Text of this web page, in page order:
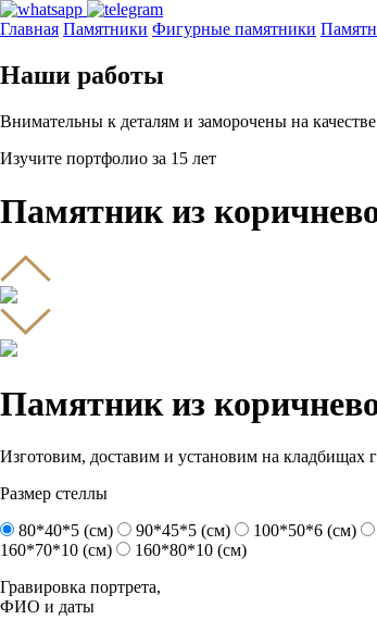
Главная Памятники Фигурные памятники
Наши работы
Внимательны к деталям и заморочены на качестве
Изучите портфолио за 15 лет
Памятник из
Памятник из
Изготовим, доставим и установим на кладбищах
Размер стеллы
80*40*5 (см)
90*45*5 (см) 100*50*6 (см)
160*70*10 (см)
160*80*10 (см)
Гравировка портрета,
ФИО и даты